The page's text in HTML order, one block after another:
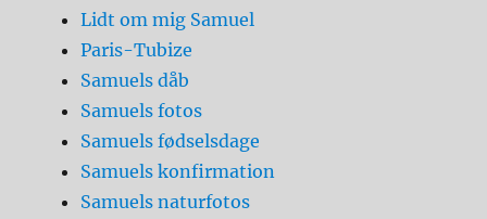
Lidt om mig Samuel
Paris-Tubize
Samuels dåb
Samuels fotos
Samuels fødselsdage
Samuels konfirmation
Samuels naturfotos